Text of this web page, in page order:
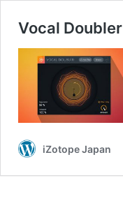
Vocal Doubler
iZotope Japan